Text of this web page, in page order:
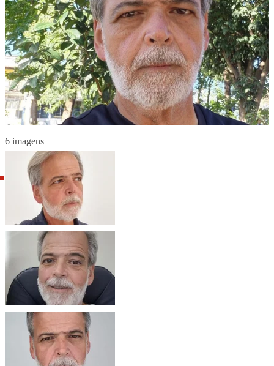
6 imagens